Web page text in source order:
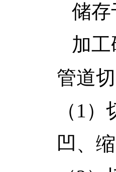
储存
加工
管道
（1
凹、